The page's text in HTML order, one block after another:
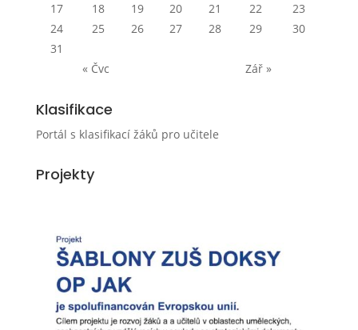
17
18 19 20 21 22
23
24
25 26 27 28 29
30
31
« Čvc
Zář »
Klasifikace
Portál s klasifikací žáků pro učitele
Projekty